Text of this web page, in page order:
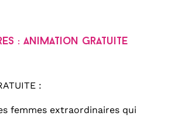
: Animation Gratuite
:
femmes extraordinaires qui